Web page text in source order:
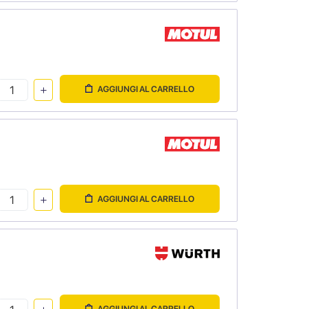
AGGIUNGI AL CARRELLO
AGGIUNGI AL CARRELLO